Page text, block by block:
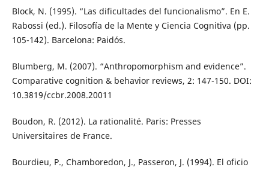
Block, N. (1995). “Las dificultades del funcionalismo”. En E.
Rabossi (ed.). Filosofía de la Mente y Ciencia Cognitiva (pp.
105-142). Barcelona: Paidós.
Blumberg, M. (2007). “Anthropomorphism and evidence”.
Comparative cognition & behavior reviews, 2: 147-150. DOI:
10.3819/ccbr.2008.20011
Boudon, R. (2012). La rationalité. Paris: Presses
Universitaires de France.
Bourdieu, P., Chamboredon, J., Passeron, J. (1994). El oficio